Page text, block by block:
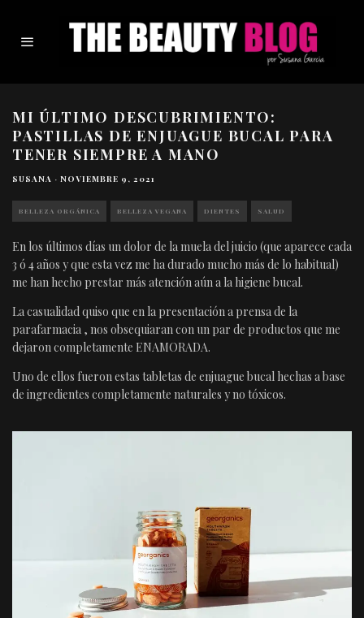
MI ÚLTIMO DESCUBRIMIENTO:
PASTILLAS DE ENJUAGUE BUCAL PARA
TENER SIEMPRE A MANO
SUSANA · NOVIEMBRE 9, 2021
BELLEZA ORGÁNICA BELLEZA VEGANA DIENTES SALUD
En los últimos días un dolor de la muela del juicio (que aparece cada
3 ó 4 años y que esta vez me ha durado mucho más de lo habitual)
me han hecho prestar más atención aún a la higiene bucal.
La casualidad quiso que en la presentación a prensa de la
parafarmacia , nos obsequiaran con un par de productos que me
dejaron completamente ENAMORADA.
Uno de ellos fueron estas tabletas de enjuague bucal hechas a base
de ingredientes completamente naturales y no tóxicos.